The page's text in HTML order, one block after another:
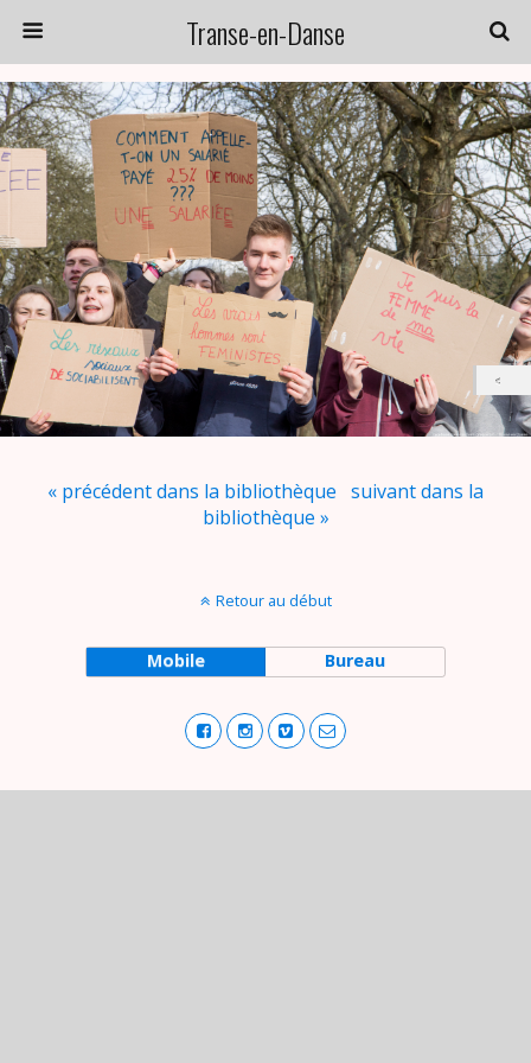
Transe-en-Danse
« précédent dans la bibliothèque suivant dans la
bibliothèque »
Retour au début
Mobile Bureau